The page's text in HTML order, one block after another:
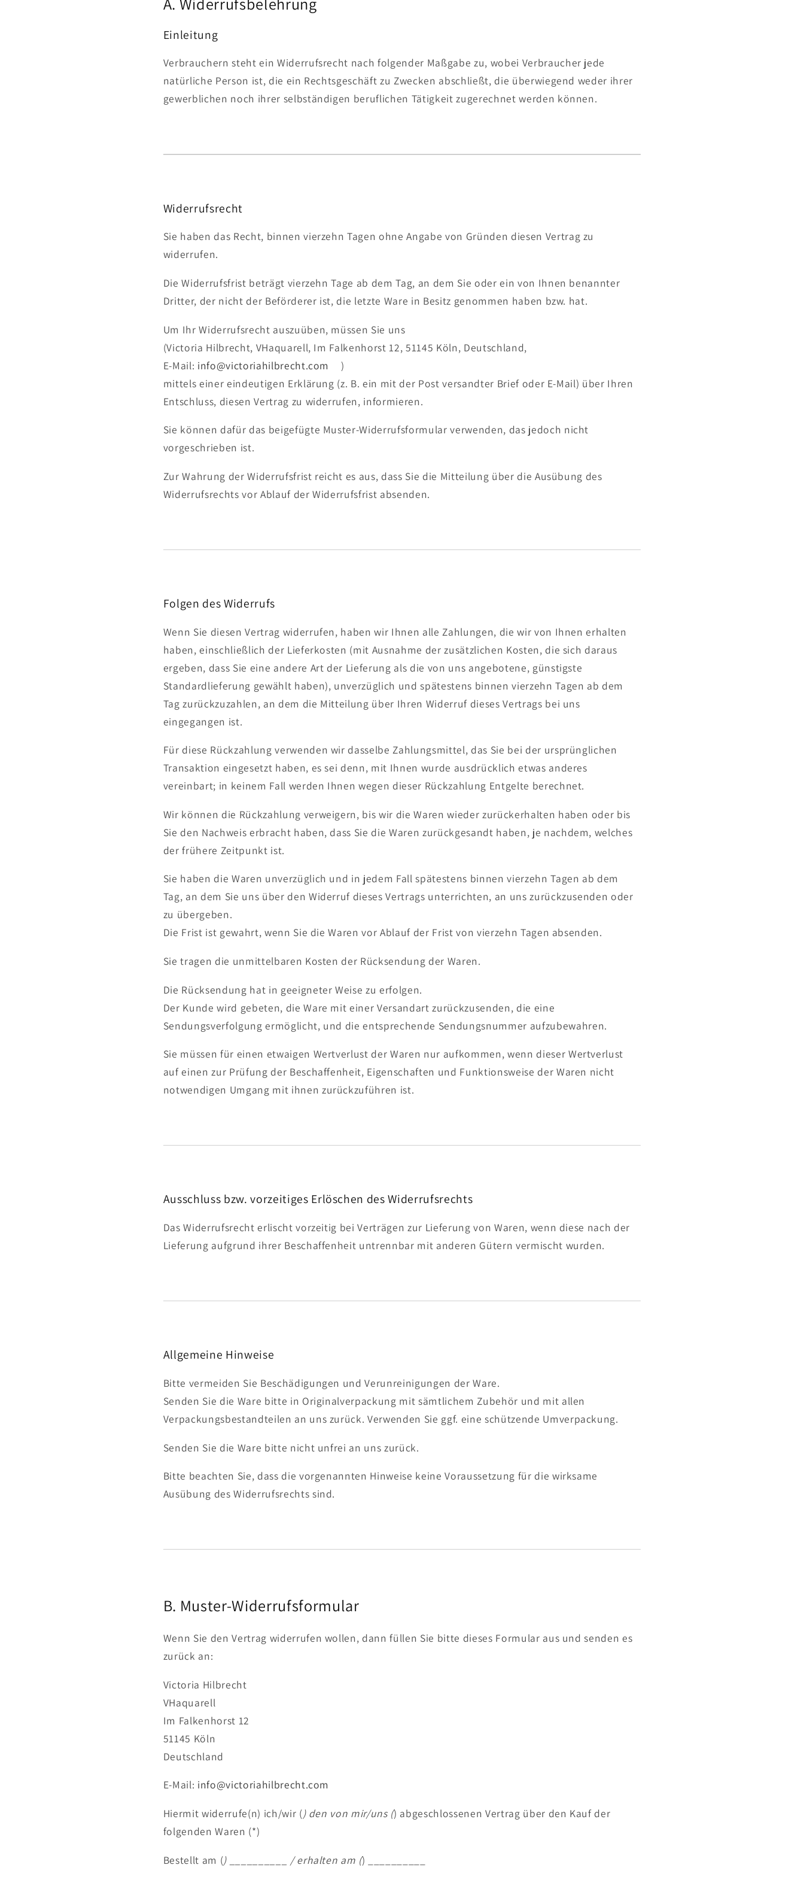
Einleitung
Verbrauchern steht ein Widerrufsrecht nach folgender Maßgabe zu, wobei Verbraucher jede
natürliche Person ist, die ein Rechtsgeschäft zu Zwecken abschließt, die überwiegend weder ihrer
gewerblichen noch ihrer selbständigen beruflichen Tätigkeit zugerechnet werden können.
Widerrufsrecht
Sie haben das Recht, binnen vierzehn Tagen ohne Angabe von Gründen diesen Vertrag zu
widerrufen.
Die Widerrufsfrist beträgt vierzehn Tage ab dem Tag, an dem Sie oder ein von Ihnen benannter
Dritter, der nicht der Beförderer ist, die letzte Ware in Besitz genommen haben bzw. hat.
Um Ihr Widerrufsrecht auszuüben, müssen Sie uns
(Victoria Hilbrecht, VHaquarell, Im Falkenhorst 12, 51145 Köln, Deutschland,
E-Mail: info@victoriahilbrecht.com
)
mittels einer eindeutigen Erklärung (z. B. ein mit der Post versandter Brief oder E-Mail) über Ihren
Entschluss, diesen Vertrag zu widerrufen, informieren.
Sie können dafür das beigefügte Muster-Widerrufsformular verwenden, das jedoch nicht
vorgeschrieben ist.
Zur Wahrung der Widerrufsfrist reicht es aus, dass Sie die Mitteilung über die Ausübung des
Widerrufsrechts vor Ablauf der Widerrufsfrist absenden.
Folgen des Widerrufs
Wenn Sie diesen Vertrag widerrufen, haben wir Ihnen alle Zahlungen, die wir von Ihnen erhalten
haben, einschließlich der Lieferkosten (mit Ausnahme der zusätzlichen Kosten, die sich daraus
ergeben, dass Sie eine andere Art der Lieferung als die von uns angebotene, günstigste
Standardlieferung gewählt haben), unverzüglich und spätestens binnen vierzehn Tagen ab dem
Tag zurückzuzahlen, an dem die Mitteilung über Ihren Widerruf dieses Vertrags bei uns
eingegangen ist.
Für diese Rückzahlung verwenden wir dasselbe Zahlungsmittel, das Sie bei der ursprünglichen
Transaktion eingesetzt haben, es sei denn, mit Ihnen wurde ausdrücklich etwas anderes
vereinbart; in keinem Fall werden Ihnen wegen dieser Rückzahlung Entgelte berechnet.
Wir können die Rückzahlung verweigern, bis wir die Waren wieder zurückerhalten haben oder bis
Sie den Nachweis erbracht haben, dass Sie die Waren zurückgesandt haben, je nachdem, welches
der frühere Zeitpunkt ist.
Sie haben die Waren unverzüglich und in jedem Fall spätestens binnen vierzehn Tagen ab dem
Tag, an dem Sie uns über den Widerruf dieses Vertrags unterrichten, an uns zurückzusenden oder
zu übergeben.
Die Frist ist gewahrt, wenn Sie die Waren vor Ablauf der Frist von vierzehn Tagen absenden.
Sie tragen die unmittelbaren Kosten der Rücksendung der Waren.
Die Rücksendung hat in geeigneter Weise zu erfolgen.
Der Kunde wird gebeten, die Ware mit einer Versandart zurückzusenden, die eine
Sendungsverfolgung ermöglicht, und die entsprechende Sendungsnummer aufzubewahren.
Sie müssen für einen etwaigen Wertverlust der Waren nur aufkommen, wenn dieser Wertverlust
auf einen zur Prüfung der Beschaffenheit, Eigenschaften und Funktionsweise der Waren nicht
notwendigen Umgang mit ihnen zurückzuführen ist.
Ausschluss bzw. vorzeitiges Erlöschen des Widerrufsrechts
Das Widerrufsrecht erlischt vorzeitig bei Verträgen zur Lieferung von Waren, wenn diese nach der
Lieferung aufgrund ihrer Beschaffenheit untrennbar mit anderen Gütern vermischt wurden.
Allgemeine Hinweise
Bitte vermeiden Sie Beschädigungen und Verunreinigungen der Ware.
Senden Sie die Ware bitte in Originalverpackung mit sämtlichem Zubehör und mit allen
Verpackungsbestandteilen an uns zurück. Verwenden Sie ggf. eine schützende Umverpackung.
Senden Sie die Ware bitte nicht unfrei an uns zurück.
Bitte beachten Sie, dass die vorgenannten Hinweise keine Voraussetzung für die wirksame
Ausübung des Widerrufsrechts sind.
B. Muster-Widerrufsformular
Wenn Sie den Vertrag widerrufen wollen, dann füllen Sie bitte dieses Formular aus und senden es
zurück an:
Victoria Hilbrecht
VHaquarell
Im Falkenhorst 12
51145 Köln
Deutschland
E-Mail: info@victoriahilbrecht.com
Hiermit widerrufe(n) ich/wir () den von mir/uns () abgeschlossenen Vertrag über den Kauf der
folgenden Waren (*)
Bestellt am () __________ / erhalten am () __________